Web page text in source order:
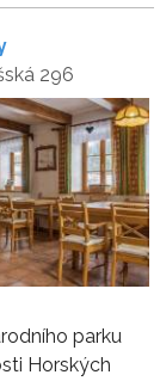
296
parku
Horských